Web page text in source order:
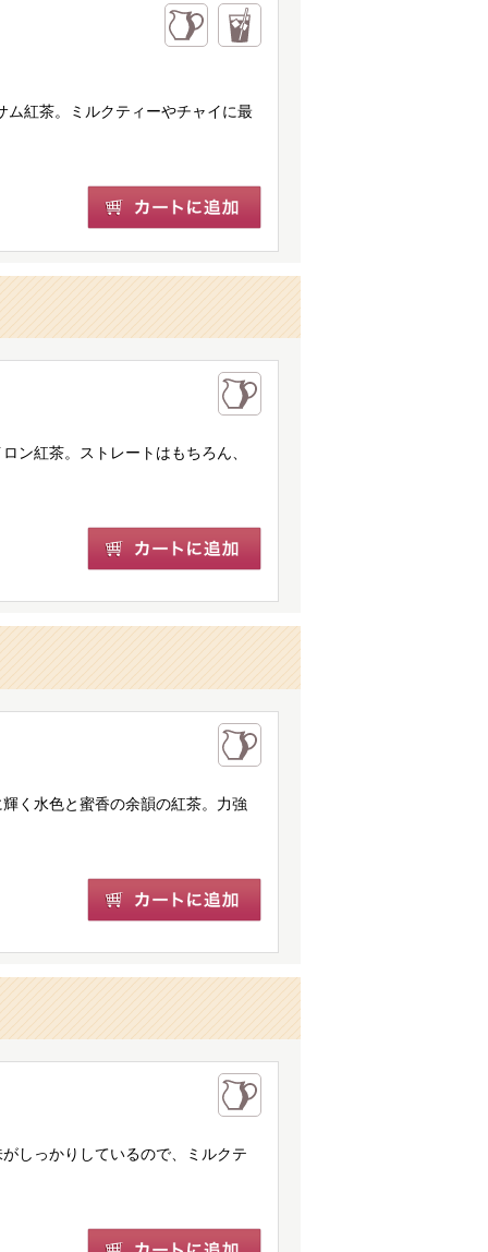
紅茶。ミルクティーやチャイに最
ン紅茶。ストレートはもちろん、
く水色と蜜香の余韻の紅茶。力強
しっかりしているので、ミルクテ